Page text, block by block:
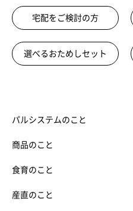
宅配をご検討の方
選べるおためしセット
パルシステムのこと
商品のこと
食育のこと
産直のこと